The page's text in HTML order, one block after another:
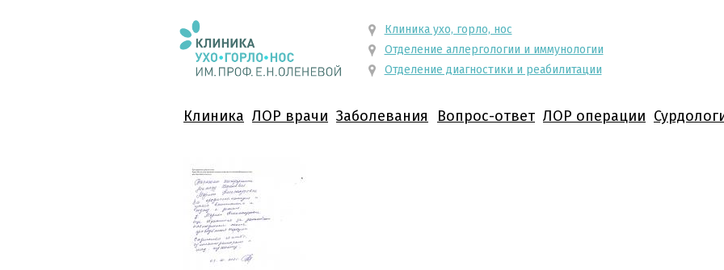
Клиника ухо, горло, нос
Отделение аллергологии и иммунологии
Отделение диагностики и реабилитации
Клиника ЛОР врачи Заболевания Вопрос-ответ ЛОР операции